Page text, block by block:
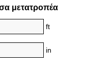
μετατροπέα
ft
in